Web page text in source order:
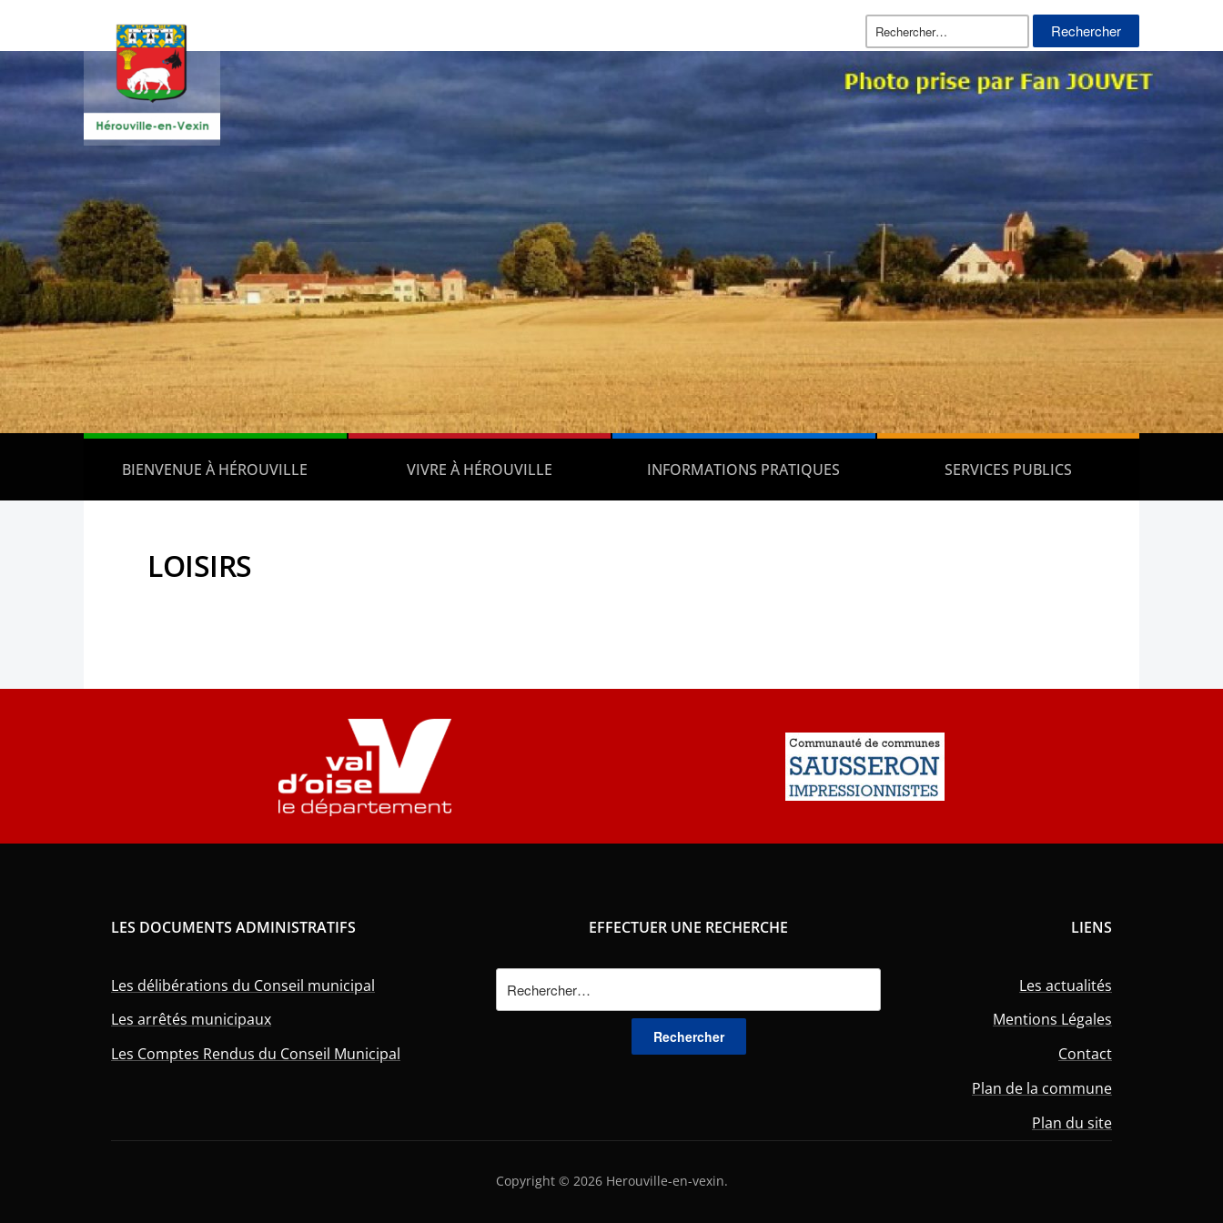
Rechercher :
BIENVENUE À HÉROUVILLE VIVRE À HÉROUVILLE INFORMATIONS PRATIQUES SERVICES PUBLICS
LOISIRS
LES DOCUMENTS ADMINISTRATIFS
Les délibérations du Conseil municipal
Les arrêtés municipaux
Les Comptes Rendus du Conseil Municipal
EFFECTUER UNE RECHERCHE LIENS
Les actualités
Mentions Légales
Contact
Plan de la commune
Plan du site
Copyright © 2026 Herouville-en-vexin.